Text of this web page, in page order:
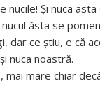
Şi nuca
ăsta se
ce ştiu, e că
nuca noastră.
mai mare chiar